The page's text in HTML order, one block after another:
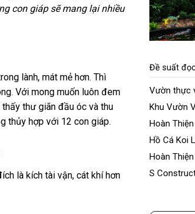
con giáp sẽ mang lại nhiều
lành, mát mẻ hơn. Thì
Với mong muốn luôn đem
thư giãn đầu óc và thu
thủy hợp với 12 con giáp.
là kích tài vận, cát khí hơn
Đề suất
Vườn thực
Khu Vườn
Quyết Bền
Hoàn
Máy Á Châu
Hồ Cá Koi
Hoàn
Ecopark
S